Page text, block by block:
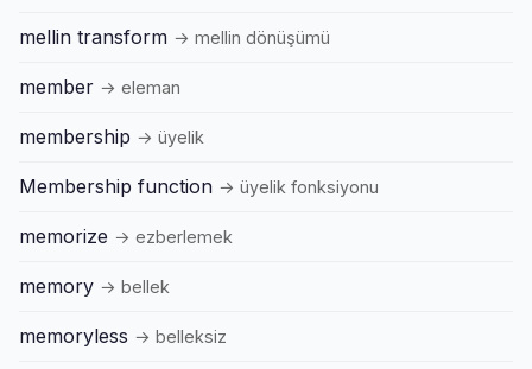
mellin transform → mellin dönüşümü
member → eleman
membership → üyelik
Membership function → üyelik fonksiyonu
memorize → ezberlemek
memory → bellek
memoryless → belleksiz